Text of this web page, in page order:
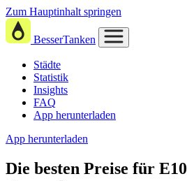
Zum Hauptinhalt springen
BesserTanken
Städte
Statistik
Insights
FAQ
App herunterladen
App herunterladen
Die besten Preise für E10